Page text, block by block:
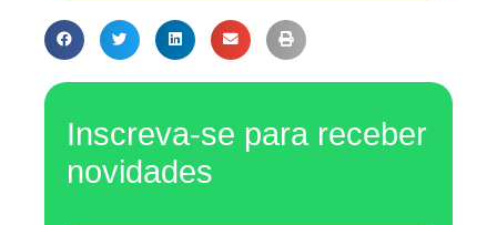
Inscreva-se para receber
novidades